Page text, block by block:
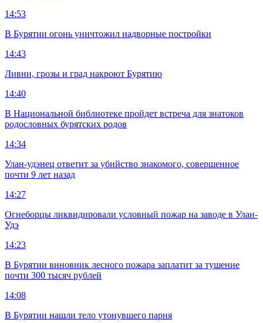
14:53
В Бурятии огонь уничтожил надворные постройки
14:43
Ливни, грозы и град накроют Бурятию
14:40
В Национальной библиотеке пройдет встреча для знатоков
родословных бурятских родов
14:34
Улан-удэнец ответит за убийство знакомого, совершенное
почти 9 лет назад
14:27
Огнеборцы ликвидировали условный пожар на заводе в Улан-
Удэ
14:23
В Бурятии виновник лесного пожара заплатит за тушение
почти 300 тысяч рублей
14:08
В Бурятии нашли тело утонувшего парня